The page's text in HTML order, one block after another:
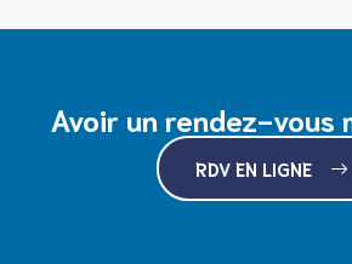
Avoir un rendez-vous
RDV EN LIGNE